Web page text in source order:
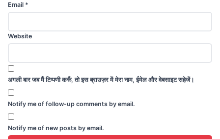
Email *
Website
अगली बार जब मैं टिप्पणी करूँ, तो इस ब्राउज़र में मेरा नाम, ईमेल और वेबसाइट सहेजें।
Notify me of follow-up comments by email.
Notify me of new posts by email.